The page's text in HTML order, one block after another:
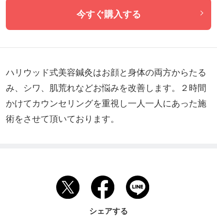
今すぐ購入する
ハリウッド式美容鍼灸はお顔と身体の両方からたる
み、シワ、肌荒れなどお悩みを改善します。２時間
かけてカウンセリングを重視し一人一人にあった施
術をさせて頂いております。
シェアする